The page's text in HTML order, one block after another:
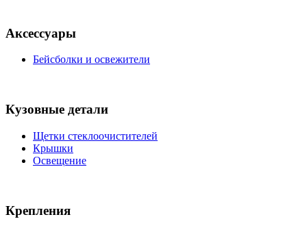
Аксессуары
Бейсболки и освежители
Кузовные детали
Щетки стеклоочистителей
Крышки
Освещение
Крепления